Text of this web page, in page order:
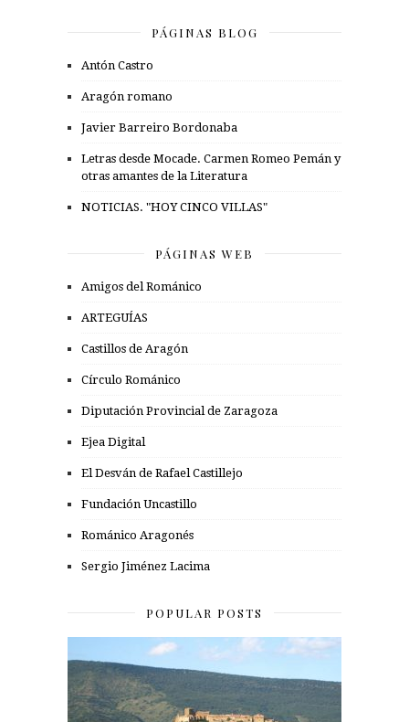
PÁGINAS BLOG
Antón Castro
Aragón romano
Javier Barreiro Bordonaba
Letras desde Mocade. Carmen Romeo Pemán y
otras amantes de la Literatura
NOTICIAS. "HOY CINCO VILLAS"
PÁGINAS WEB
Amigos del Románico
ARTEGUÍAS
Castillos de Aragón
Círculo Románico
Diputación Provincial de Zaragoza
Ejea Digital
El Desván de Rafael Castillejo
Fundación Uncastillo
Románico Aragonés
Sergio Jiménez Lacima
POPULAR POSTS